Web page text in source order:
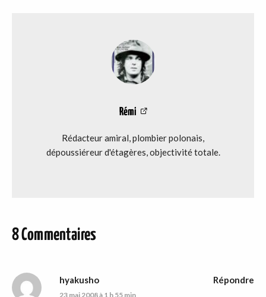
Rémi
Rédacteur amiral, plombier polonais,
dépoussiéreur d'étagères, objectivité totale.
8 Commentaires
hyakusho
23 mai 2008 à 1 h 55 min
Répondre